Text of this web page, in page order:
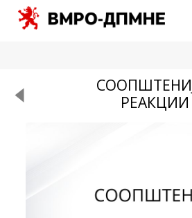
РЕАКЦИИ